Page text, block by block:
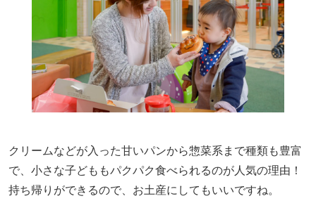
クリームなどが入った甘いパンから惣菜系まで種類も豊富
で、小さな子どももパクパク食べられるのが人気の理由！
持ち帰りができるので、お土産にしてもいいですね。